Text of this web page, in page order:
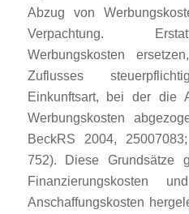
Abzug von
Verpachtung.
Werbungskosten
Zuflusses
Einkunftsart, bei der die
Werbungskosten
BeckRS 2004,
752). Diese Grundsätze
Anschaffungskosten